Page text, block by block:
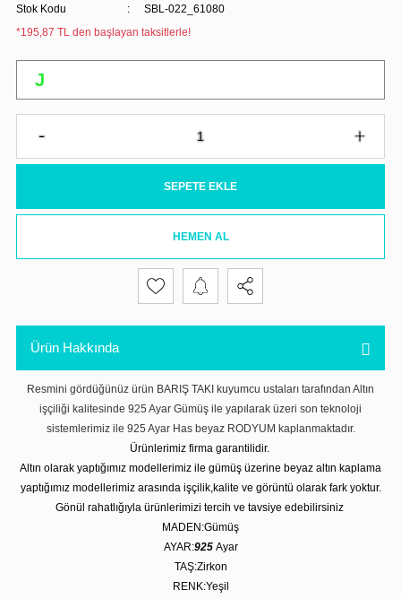
Stok Kodu
SBL-022_61080
*195,87 TL den başlayan taksitlerle!
SEPETE EKLE
HEMEN AL
Ürün Hakkında
Resmini gördüğünüz ürün BARIŞ TAKI kuyumcu ustaları tarafından Altın
işçiliği kalitesinde 925 Ayar Gümüş ile yapılarak üzeri son teknoloji
sistemlerimiz ile 925 Ayar Has beyaz RODYUM kaplanmaktadır.
Ürünlerimiz firma garantilidir.
Altın olarak yaptığımız modellerimiz ile gümüş üzerine beyaz altın kaplama
yaptığımız modellerimiz arasında işçilik,kalite ve görüntü olarak fark yoktur.
Gönül rahatlığıyla ürünlerimizi tercih ve tavsiye edebilirsiniz
MADEN:Gümüş
AYAR:925 Ayar
TAŞ:Zirkon
RENK:Yeşil